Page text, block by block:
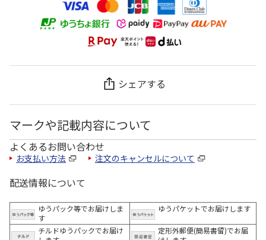
シェアする
マークや記載内容について
よくあるお問い合わせ
お支払い方法 注文のキャンセルについて
配送情報について
ゆうパック等でお届けしま
す
ゆうパケットでお届けします
チルドゆうパックでお届け
定形外郵便(簡易書留)でお届